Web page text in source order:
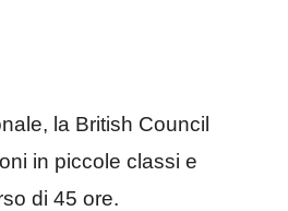
la British Council
in piccole classi e
di 45 ore.